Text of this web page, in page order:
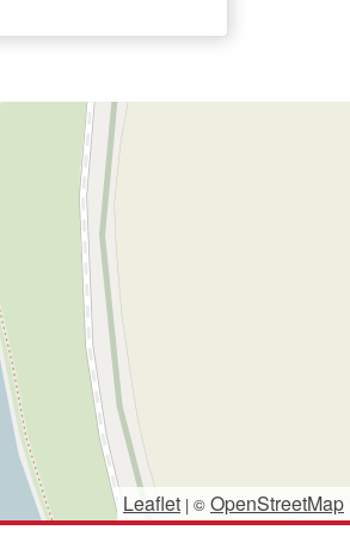
Leaflet | © OpenStreetMap